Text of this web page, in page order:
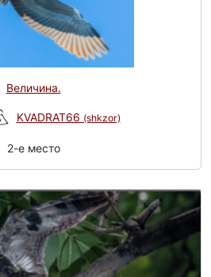
Величина.
KVADRAT66 (shkzor)
2-e место